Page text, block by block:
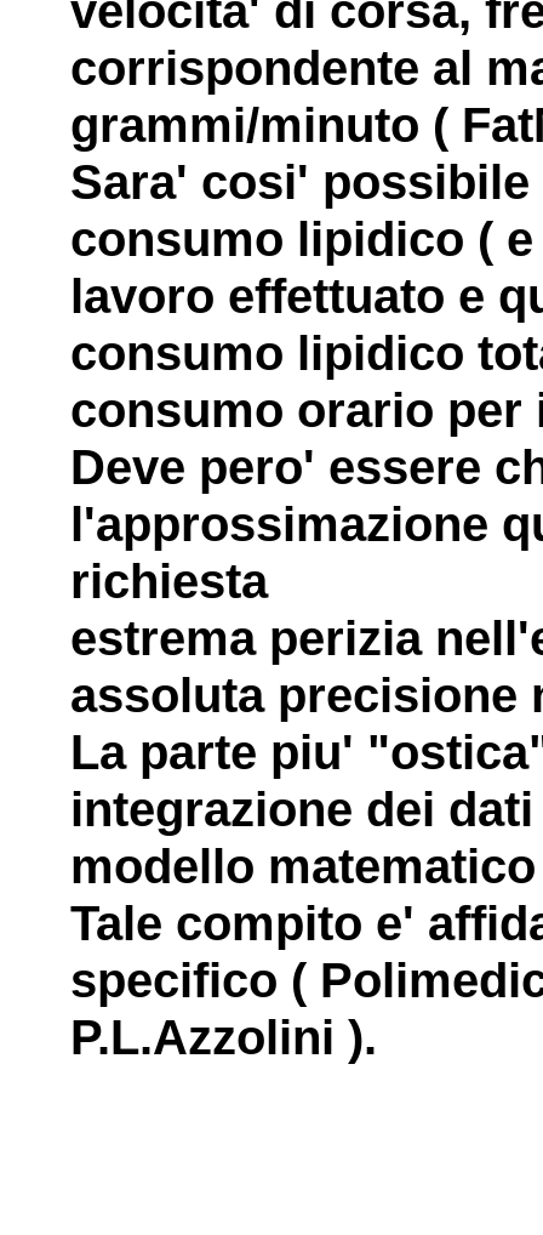
corrispondente al
grammi/minuto (
Sara' cosi'
consumo lipidico (
lavoro effettuato e
consumo lipidico
consumo orario per
Deve pero' essere
l'approssimazione
richiesta
estrema perizia
assoluta precisione
La parte piu'
integrazione dei
modello
Tale compito e'
specifico (
P.L.Azzolini ).